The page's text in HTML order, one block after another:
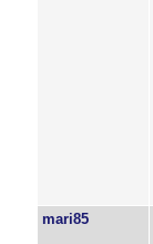
mari85